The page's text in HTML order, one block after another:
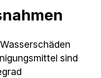
sind